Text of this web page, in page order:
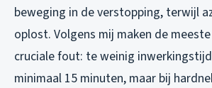
beweging in de verstopping, terwijl
oplost. Volgens mij maken de
cruciale fout: te weinig
minimaal 15 minuten, maar bij